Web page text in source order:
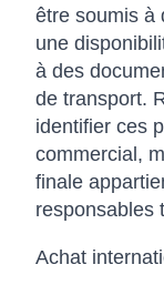
être soumis à
une
à des
de transport.
identifier ces
commercial,
finale
responsables
Achat